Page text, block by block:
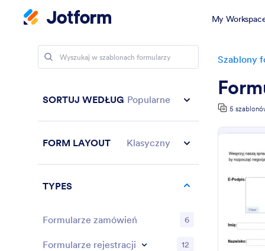
My
Szablony
5
SORTUJ WEDŁUG Popularne
FORM LAYOUT Klasyczny
TYPES
Formularze zamówień 6
Formularze rejestracji 12